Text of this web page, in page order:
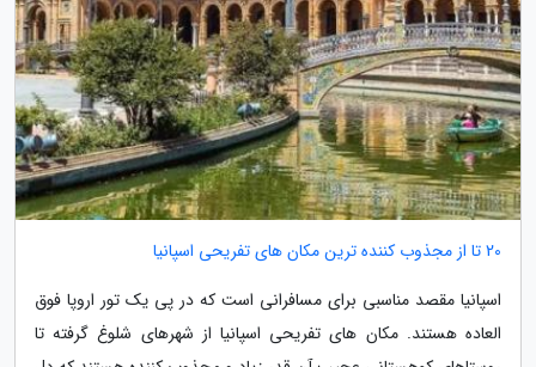
20 تا از مجذوب کننده ترین مکان های تفریحی اسپانیا
اسپانیا مقصد مناسبی برای مسافرانی است که در پی یک تور اروپا فوق
العاده هستند. مکان های تفریحی اسپانیا از شهرهای شلوغ گرفته تا